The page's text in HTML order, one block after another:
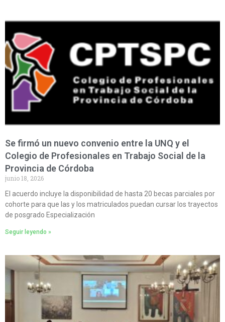
Se firmó un nuevo convenio entre la UNQ y el
Colegio de Profesionales en Trabajo Social de la
Provincia de Córdoba
junio 18, 2026
El acuerdo incluye la disponibilidad de hasta 20 becas parciales por
cohorte para que las y los matriculados puedan cursar los trayectos
de posgrado Especialización
Seguir leyendo »